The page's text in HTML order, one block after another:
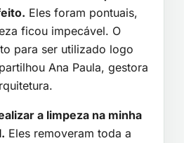
Eles foram pontuais,
ficou impecável. O
para ser utilizado logo
Ana Paula, gestora
a limpeza na minha
Eles removeram toda a